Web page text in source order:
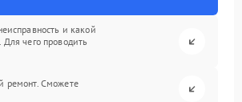
и какой
чего проводить
ремонт. Сможете